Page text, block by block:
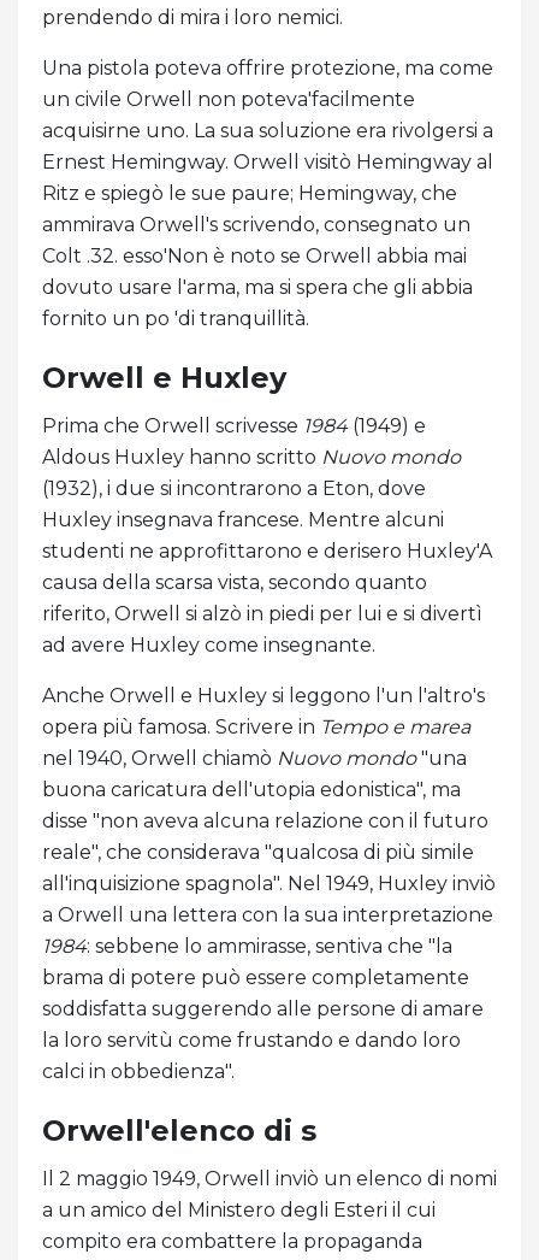
prendendo di mira i loro nemici.
Una pistola poteva offrire protezione, ma come
un civile Orwell non poteva'facilmente
acquisirne uno. La sua soluzione era rivolgersi a
Ernest Hemingway. Orwell visitò Hemingway al
Ritz e spiegò le sue paure; Hemingway, che
ammirava Orwell's scrivendo, consegnato un
Colt .32. esso'Non è noto se Orwell abbia mai
dovuto usare l'arma, ma si spera che gli abbia
fornito un po 'di tranquillità.
Orwell e Huxley
Prima che Orwell scrivesse 1984(1949) e
Aldous Huxley hanno scritto Nuovo mondo
(1932), i due si incontrarono a Eton, dove
Huxley insegnava francese. Mentre alcuni
studenti ne approfittarono e derisero Huxley'A
causa della scarsa vista, secondo quanto
riferito, Orwell si alzò in piedi per lui e si divertì
ad avere Huxley come insegnante.
Anche Orwell e Huxley si leggono l'un l'altro's
opera più famosa. Scrivere in Tempo e marea
nel 1940, Orwell chiamò Nuovo mondo"una
buona caricatura dell'utopia edonistica", ma
disse "non aveva alcuna relazione con il futuro
reale", che considerava "qualcosa di più simile
all'inquisizione spagnola". Nel 1949, Huxley inviò
a Orwell una lettera con la sua interpretazione
1984: sebbene lo ammirasse, sentiva che "la
brama di potere può essere completamente
soddisfatta suggerendo alle persone di amare
la loro servitù come frustando e dando loro
calci in obbedienza".
Orwell'elenco di s
Il 2 maggio 1949, Orwell inviò un elenco di nomi
a un amico del Ministero degli Esteri il cui
compito era combattere la propaganda